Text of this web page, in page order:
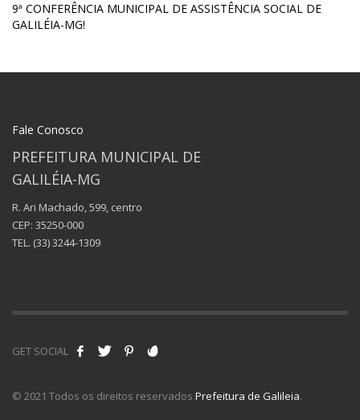
9ª CONFERÊNCIA MUNICIPAL DE ASSISTÊNCIA SOCIAL DE
GALILÉIA-MG!
Fale Conosco
PREFEITURA MUNICIPAL DE
GALILÉIA-MG
R. Ari Machado, 599, centro
CEP: 35250-000
TEL. (33) 3244-1309
GET SOCIAL
© 2021 Todos os direitos reservados Prefeitura de Galileia.